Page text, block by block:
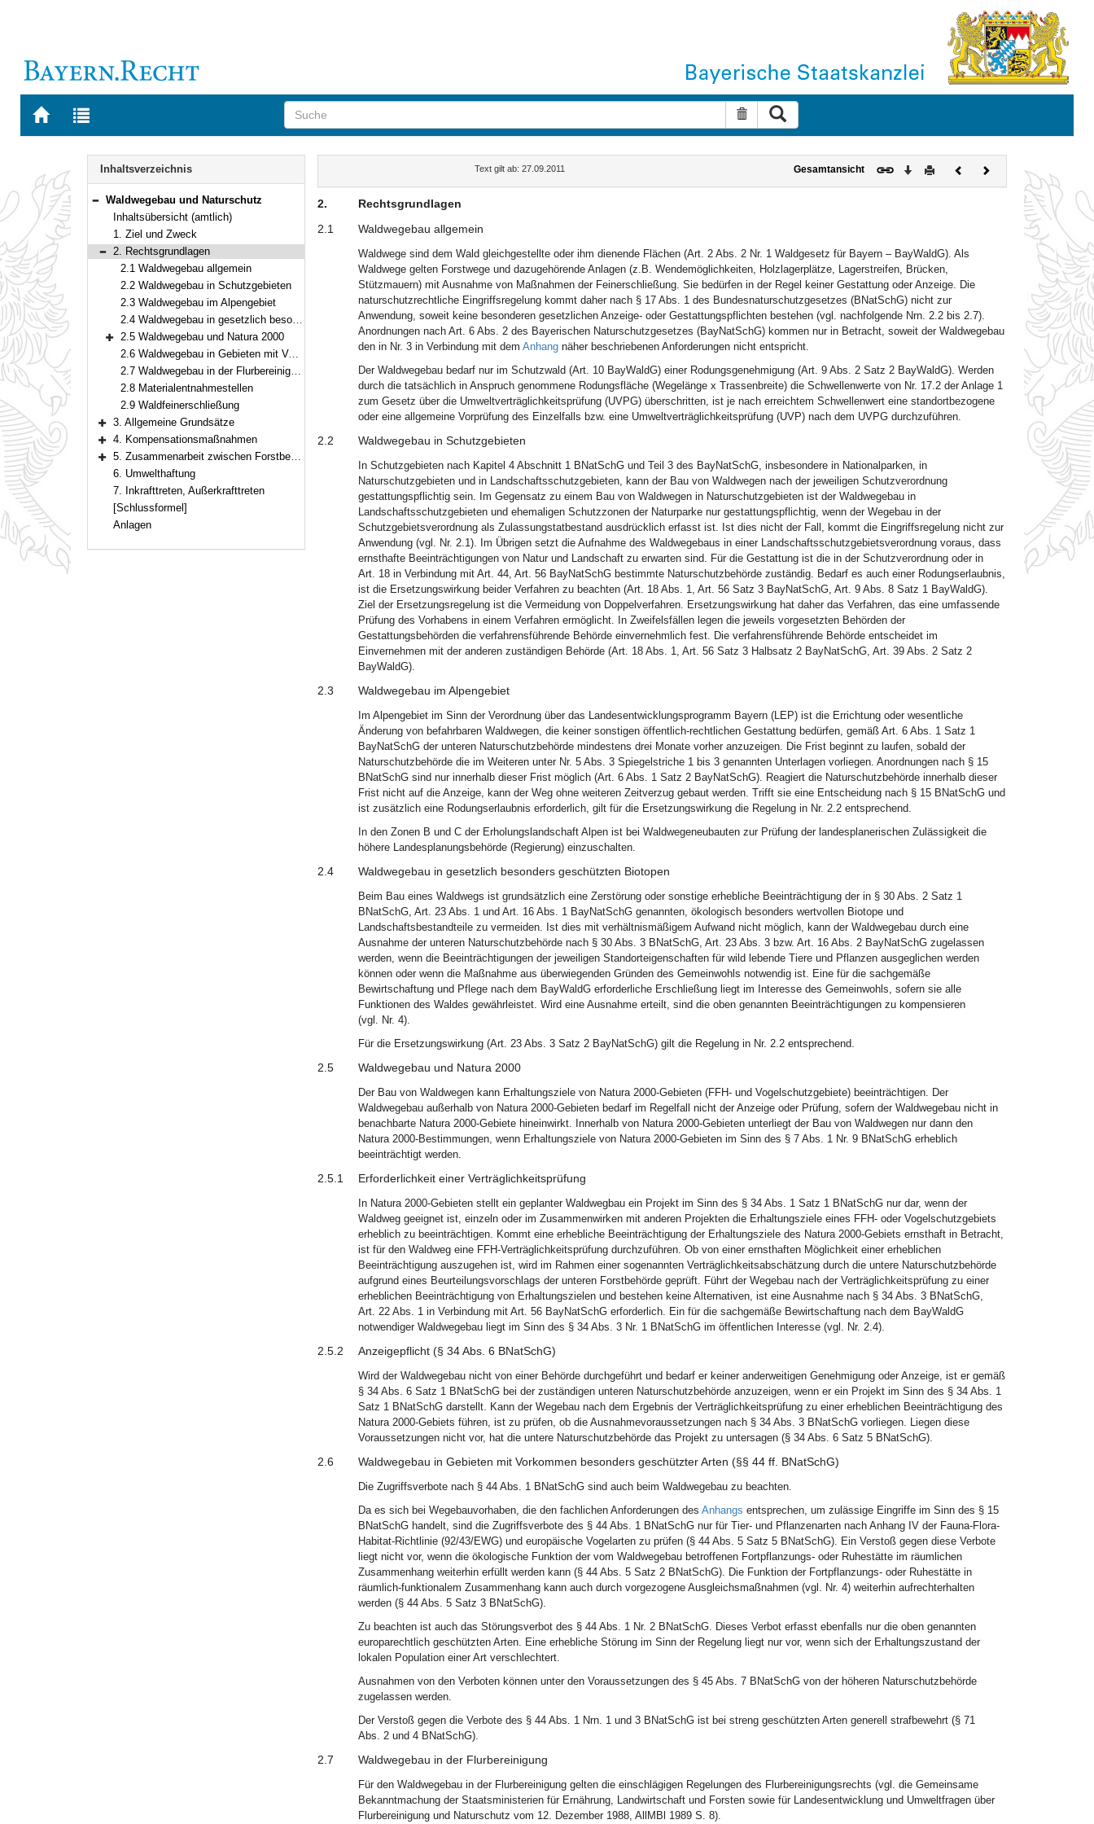
Zur
BAYERN.RECHT
Zur
letzten
Suche zurücksetzen
Navigation
Inhaltsverzeichnis
Bereich reduzieren
Waldwegebau und Naturschutz
Inhaltsübersicht (amtlich)
1. Ziel und Zweck
Bereich reduzieren
2. Rechtsgrundlagen
2.1 Waldwegebau allgemein
2.2 Waldwegebau in Schutzgebieten
2.3 Waldwegebau im Alpengebiet
2.4 Waldwegebau in gesetzlich besonders geschützten Biotopen
Bereich erweitern
2.5 Waldwegebau und Natura 2000
2.6 Waldwegebau in Gebieten mit Vorkommen besonders geschützter Arten (§§ 44 ff. BNatSchG)
2.7 Waldwegebau in der Flurbereinigung
2.8 Materialentnahmestellen
2.9 Waldfeinerschließung
Bereich erweitern
3. Allgemeine Grundsätze
Bereich erweitern
4. Kompensationsmaßnahmen
Bereich erweitern
5. Zusammenarbeit zwischen Forstbehörden und Naturschutzbehörden
6. Umwelthaftung
7. Inkrafttreten, Außerkrafttreten
[Schlussformel]
Anlagen
Text gilt ab: 27.09.2011 Gesamtansicht Download
DruckenVorherigesNächstes
Dokument
2.
Rechtsgrundlagen
2.1
Waldwegebau allgemein
Waldwege sind dem Wald gleichgestellte oder ihm dienende Flächen (Art. 2 Abs. 2 Nr. 1 Waldgesetz für Bayern – BayWaldG). Als
Waldwege gelten Forstwege und dazugehörende Anlagen (z.B. Wendemöglichkeiten, Holzlagerplätze, Lagerstreifen, Brücken,
Stützmauern) mit Ausnahme von Maßnahmen der Feinerschließung. Sie bedürfen in der Regel keiner Gestattung oder Anzeige. Die
naturschutzrechtliche Eingriffsregelung kommt daher nach § 17 Abs. 1 des Bundesnaturschutzgesetzes (BNatSchG) nicht zur
Anwendung, soweit keine besonderen gesetzlichen Anzeige- oder Gestattungspflichten bestehen (vgl. nachfolgende Nrn. 2.2 bis 2.7).
Anordnungen nach Art. 6 Abs. 2 des Bayerischen Naturschutzgesetzes (BayNatSchG) kommen nur in Betracht, soweit der Waldwegebau
den in Nr. 3 in Verbindung mit dem Anhangnäher beschriebenen Anforderungen nicht entspricht.
Der Waldwegebau bedarf nur im Schutzwald (Art. 10 BayWaldG) einer Rodungsgenehmigung (Art. 9 Abs. 2 Satz 2 BayWaldG). Werden
durch die tatsächlich in Anspruch genommene Rodungsfläche (Wegelänge x Trassenbreite) die Schwellenwerte von Nr. 17.2 der Anlage 1
zum Gesetz über die Umweltverträglichkeitsprüfung (UVPG) überschritten, ist je nach erreichtem Schwellenwert eine standortbezogene
oder eine allgemeine Vorprüfung des Einzelfalls bzw. eine Umweltverträglichkeitsprüfung (UVP) nach dem UVPG durchzuführen.
2.2 Waldwegebau in Schutzgebieten
In Schutzgebieten nach Kapitel 4 Abschnitt 1 BNatSchG und Teil 3 des BayNatSchG, insbesondere in Nationalparken, in
Naturschutzgebieten und in Landschaftsschutzgebieten, kann der Bau von Waldwegen nach der jeweiligen Schutzverordnung
gestattungspflichtig sein. Im Gegensatz zu einem Bau von Waldwegen in Naturschutzgebieten ist der Waldwegebau in
Landschaftsschutzgebieten und ehemaligen Schutzzonen der Naturparke nur gestattungspflichtig, wenn der Wegebau in der
Schutzgebietsverordnung als Zulassungstatbestand ausdrücklich erfasst ist. Ist dies nicht der Fall, kommt die Eingriffsregelung nicht zur
Anwendung (vgl. Nr. 2.1). Im Übrigen setzt die Aufnahme des Waldwegebaus in einer Landschaftsschutzgebietsverordnung voraus, dass
ernsthafte Beeinträchtigungen von Natur und Landschaft zu erwarten sind. Für die Gestattung ist die in der Schutzverordnung oder in
Art. 18 in Verbindung mit Art. 44, Art. 56 BayNatSchG bestimmte Naturschutzbehörde zuständig. Bedarf es auch einer Rodungserlaubnis,
ist die Ersetzungswirkung beider Verfahren zu beachten (Art. 18 Abs. 1, Art. 56 Satz 3 BayNatSchG, Art. 9 Abs. 8 Satz 1 BayWaldG).
Ziel der Ersetzungsregelung ist die Vermeidung von Doppelverfahren. Ersetzungswirkung hat daher das Verfahren, das eine umfassende
Prüfung des Vorhabens in einem Verfahren ermöglicht. In Zweifelsfällen legen die jeweils vorgesetzten Behörden der
Gestattungsbehörden die verfahrensführende Behörde einvernehmlich fest. Die verfahrensführende Behörde entscheidet im
Einvernehmen mit der anderen zuständigen Behörde (Art. 18 Abs. 1, Art. 56 Satz 3 Halbsatz 2 BayNatSchG, Art. 39 Abs. 2 Satz 2
BayWaldG).
2.3 Waldwegebau im Alpengebiet
Im Alpengebiet im Sinn der Verordnung über das Landesentwicklungsprogramm Bayern (LEP) ist die Errichtung oder wesentliche
Änderung von befahrbaren Waldwegen, die keiner sonstigen öffentlich-rechtlichen Gestattung bedürfen, gemäß Art. 6 Abs. 1 Satz 1
BayNatSchG der unteren Naturschutzbehörde mindestens drei Monate vorher anzuzeigen. Die Frist beginnt zu laufen, sobald der
Naturschutzbehörde die im Weiteren unter Nr. 5 Abs. 3 Spiegelstriche 1 bis 3 genannten Unterlagen vorliegen. Anordnungen nach § 15
BNatSchG sind nur innerhalb dieser Frist möglich (Art. 6 Abs. 1 Satz 2 BayNatSchG). Reagiert die Naturschutzbehörde innerhalb dieser
Frist nicht auf die Anzeige, kann der Weg ohne weiteren Zeitverzug gebaut werden. Trifft sie eine Entscheidung nach § 15 BNatSchG und
ist zusätzlich eine Rodungserlaubnis erforderlich, gilt für die Ersetzungswirkung die Regelung in Nr. 2.2 entsprechend.
In den Zonen B und C der Erholungslandschaft Alpen ist bei Waldwegeneubauten zur Prüfung der landesplanerischen Zulässigkeit die
höhere Landesplanungsbehörde (Regierung) einzuschalten.
2.4 Waldwegebau in gesetzlich besonders geschützten Biotopen
Beim Bau eines Waldwegs ist grundsätzlich eine Zerstörung oder sonstige erhebliche Beeinträchtigung der in § 30 Abs. 2 Satz 1
BNatSchG, Art. 23 Abs. 1 und Art. 16 Abs. 1 BayNatSchG genannten, ökologisch besonders wertvollen Biotope und
Landschaftsbestandteile zu vermeiden. Ist dies mit verhältnismäßigem Aufwand nicht möglich, kann der Waldwegebau durch eine
Ausnahme der unteren Naturschutzbehörde nach § 30 Abs. 3 BNatSchG, Art. 23 Abs. 3 bzw. Art. 16 Abs. 2 BayNatSchG zugelassen
werden, wenn die Beeinträchtigungen der jeweiligen Standorteigenschaften für wild lebende Tiere und Pflanzen ausgeglichen werden
können oder wenn die Maßnahme aus überwiegenden Gründen des Gemeinwohls notwendig ist. Eine für die sachgemäße
Bewirtschaftung und Pflege nach dem BayWaldG erforderliche Erschließung liegt im Interesse des Gemeinwohls, sofern sie alle
Funktionen des Waldes gewährleistet. Wird eine Ausnahme erteilt, sind die oben genannten Beeinträchtigungen zu kompensieren
(vgl. Nr. 4).
Für die Ersetzungswirkung (Art. 23 Abs. 3 Satz 2 BayNatSchG) gilt die Regelung in Nr. 2.2 entsprechend.
2.5 Waldwegebau und Natura 2000
Der Bau von Waldwegen kann Erhaltungsziele von Natura 2000-Gebieten (FFH- und Vogelschutzgebiete) beeinträchtigen. Der
Waldwegebau außerhalb von Natura 2000-Gebieten bedarf im Regelfall nicht der Anzeige oder Prüfung, sofern der Waldwegebau nicht in
benachbarte Natura 2000-Gebiete hineinwirkt. Innerhalb von Natura 2000-Gebieten unterliegt der Bau von Waldwegen nur dann den
Natura 2000-Bestimmungen, wenn Erhaltungsziele von Natura 2000-Gebieten im Sinn des § 7 Abs. 1 Nr. 9 BNatSchG erheblich
beeinträchtigt werden.
2.5.1 Erforderlichkeit einer Verträglichkeitsprüfung
In Natura 2000-Gebieten stellt ein geplanter Waldwegbau ein Projekt im Sinn des § 34 Abs. 1 Satz 1 BNatSchG nur dar, wenn der
Waldweg geeignet ist, einzeln oder im Zusammenwirken mit anderen Projekten die Erhaltungsziele eines FFH- oder Vogelschutzgebiets
erheblich zu beeinträchtigen. Kommt eine erhebliche Beeinträchtigung der Erhaltungsziele des Natura 2000-Gebiets ernsthaft in Betracht,
ist für den Waldweg eine FFH-Verträglichkeitsprüfung durchzuführen. Ob von einer ernsthaften Möglichkeit einer erheblichen
Beeinträchtigung auszugehen ist, wird im Rahmen einer sogenannten Verträglichkeitsabschätzung durch die untere Naturschutzbehörde
aufgrund eines Beurteilungsvorschlags der unteren Forstbehörde geprüft. Führt der Wegebau nach der Verträglichkeitsprüfung zu einer
erheblichen Beeinträchtigung von Erhaltungszielen und bestehen keine Alternativen, ist eine Ausnahme nach § 34 Abs. 3 BNatSchG,
Art. 22 Abs. 1 in Verbindung mit Art. 56 BayNatSchG erforderlich. Ein für die sachgemäße Bewirtschaftung nach dem BayWaldG
notwendiger Waldwegebau liegt im Sinn des § 34 Abs. 3 Nr. 1 BNatSchG im öffentlichen Interesse (vgl. Nr. 2.4).
2.5.2 Anzeigepflicht (§ 34 Abs. 6 BNatSchG)
Wird der Waldwegebau nicht von einer Behörde durchgeführt und bedarf er keiner anderweitigen Genehmigung oder Anzeige, ist er gemäß
§ 34 Abs. 6 Satz 1 BNatSchG bei der zuständigen unteren Naturschutzbehörde anzuzeigen, wenn er ein Projekt im Sinn des § 34 Abs. 1
Satz 1 BNatSchG darstellt. Kann der Wegebau nach dem Ergebnis der Verträglichkeitsprüfung zu einer erheblichen Beeinträchtigung des
Natura 2000-Gebiets führen, ist zu prüfen, ob die Ausnahmevoraussetzungen nach § 34 Abs. 3 BNatSchG vorliegen. Liegen diese
Voraussetzungen nicht vor, hat die untere Naturschutzbehörde das Projekt zu untersagen (§ 34 Abs. 6 Satz 5 BNatSchG).
2.6 Waldwegebau in Gebieten mit Vorkommen besonders geschützter Arten (§§ 44 ff. BNatSchG)
Die Zugriffsverbote nach § 44 Abs. 1 BNatSchG sind auch beim Waldwegebau zu beachten.
Da es sich bei Wegebauvorhaben, die den fachlichen Anforderungen des Anhangs entsprechen, um zulässige Eingriffe im Sinn des § 15
BNatSchG handelt, sind die Zugriffsverbote des § 44 Abs. 1 BNatSchG nur für Tier- und Pflanzenarten nach Anhang IV der Fauna-Flora-
Habitat-Richtlinie (92/43/EWG) und europäische Vogelarten zu prüfen (§ 44 Abs. 5 Satz 5 BNatSchG). Ein Verstoß gegen diese Verbote
liegt nicht vor, wenn die ökologische Funktion der vom Waldwegebau betroffenen Fortpflanzungs- oder Ruhestätte im räumlichen
Zusammenhang weiterhin erfüllt werden kann (§ 44 Abs. 5 Satz 2 BNatSchG). Die Funktion der Fortpflanzungs- oder Ruhestätte in
räumlich-funktionalem Zusammenhang kann auch durch vorgezogene Ausgleichsmaßnahmen (vgl. Nr. 4) weiterhin aufrechterhalten
werden (§ 44 Abs. 5 Satz 3 BNatSchG).
Zu beachten ist auch das Störungsverbot des § 44 Abs. 1 Nr. 2 BNatSchG. Dieses Verbot erfasst ebenfalls nur die oben genannten
europarechtlich geschützten Arten. Eine erhebliche Störung im Sinn der Regelung liegt nur vor, wenn sich der Erhaltungszustand der
lokalen Population einer Art verschlechtert.
Ausnahmen von den Verboten können unter den Voraussetzungen des § 45 Abs. 7 BNatSchG von der höheren Naturschutzbehörde
zugelassen werden.
Der Verstoß gegen die Verbote des § 44 Abs. 1 Nrn. 1 und 3 BNatSchG ist bei streng geschützten Arten generell strafbewehrt (§ 71
Abs. 2 und 4 BNatSchG).
2.7 Waldwegebau in der Flurbereinigung
Für den Waldwegebau in der Flurbereinigung gelten die einschlägigen Regelungen des Flurbereinigungsrechts (vgl. die Gemeinsame
Bekanntmachung der Staatsministerien für Ernährung, Landwirtschaft und Forsten sowie für Landesentwicklung und Umweltfragen über
Flurbereinigung und Naturschutz vom 12. Dezember 1988, AllMBl 1989 S. 8).